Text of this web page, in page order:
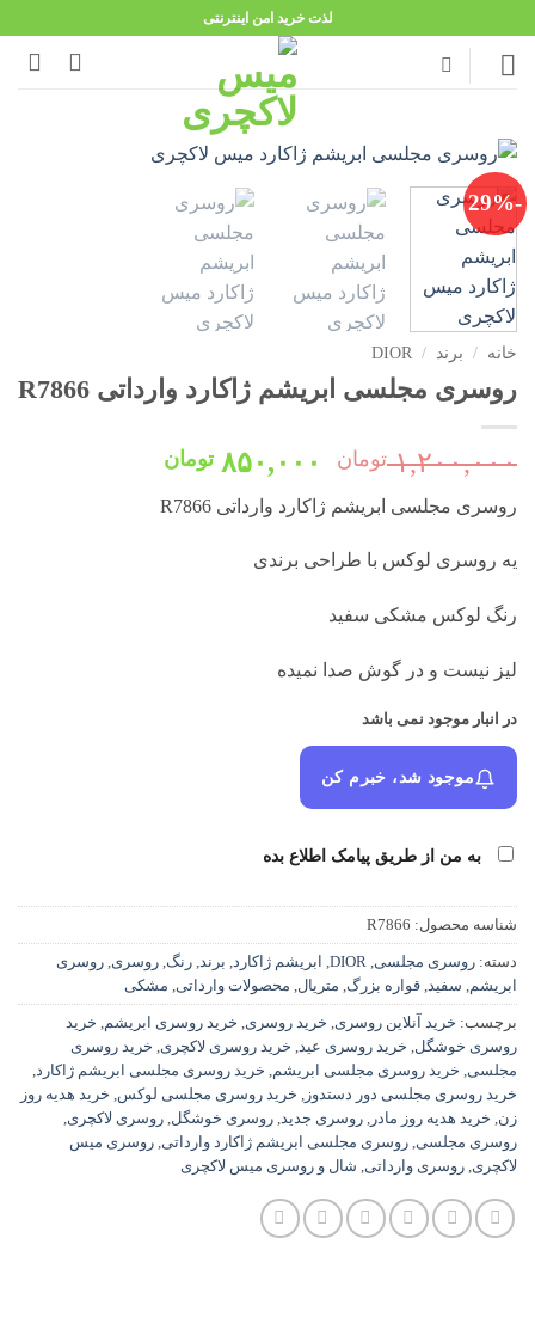
content
لذت خرید امن اینترنتی
-29%
خانه / برند /
DIOR
روسری مجلسی ابریشم ژاکارد وارداتی R7866
۱,۲۰۰,۰۰۰ تومان
قیمت
اصلی:
۱,۲۰۰,۰۰۰ تومان
۸۵۰,۰۰۰ تومان
۸۵۰,۰۰۰ تومان.
روسری مجلسی ابریشم ژاکارد وارداتی R7866
یه روسری لوکس با طراحی برندی
رنگ لوکس مشکی سفید
لیز نیست و در گوش صدا نمیده
در انبار موجود نمی باشد
موجود شد، خبرم کن
به من از طریق پیامک اطلاع بده
شناسه محصول: R7866
دسته: روسری مجلسی DIOR ابریشم ژاکارد برند رنگ روسری روسری
ابریشم
سفید قواره بزرگ متریال محصولات وارداتی مشکی
برچسب: خرید آنلاین روسری خرید روسری خرید روسری ابریشم
خرید
روسری خوشگل خرید روسری عید خرید روسری لاکچری خرید روسری
مجلسی خرید روسری مجلسی ابریشم خرید روسری مجلسی ابریشم ژاکارد
خرید روسری مجلسی دور دستدوز
خرید روسری مجلسی لوکس خرید هدیه روز
زن خرید هدیه روز مادر روسری جدید روسری خوشگل روسری لاکچری
روسری مجلسی روسری مجلسی ابریشم ژاکارد وارداتی روسری میس
لاکچری روسری وارداتی شال و روسری میس لاکچری